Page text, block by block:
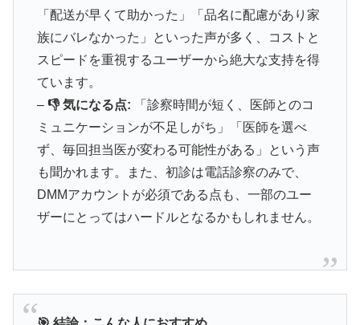
🍽️
食事影響を受けにくい
設計
💊
タダラフィル 5mg/10mg/20mg 3種対応
シアリスと同成分で圧倒的な持続時間を実現。週末
を自由に楽しみたい方に最適な選択肢です。
タダライトで持続時間を確認
「配送が早くて助かった」「品名に配慮があり家
族にバレなかった」といった声が多く、コストと
スピードを重視するユーザーから絶大な支持を得
ています。
– 👎 気になる点: 「診察時間が短く、医師とのコ
ミュニケーションが不足しがち」「医師を選べ
ず、毎回担当医が変わる可能性がある」という声
も聞かれます。また、初診は電話診察のみで、
DMMアカウントが必須である点も、一部のユー
ザーにとってはハードルとなるかもしれません。